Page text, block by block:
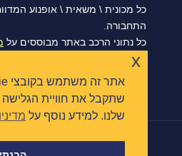
כל מכונית \ משאית \ אופנוע
התחבורה.
כל נתוני הרכב באתר מבוססים על
הפתוח של משרד התחבורה,
שתקבל את חוויית
שלנו. למידע נוסף על
x